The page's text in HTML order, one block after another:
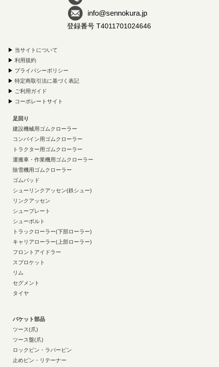
info@sennokura.jp
登録番号 T4011701024646
▶ 当サイトについて
▶ 利用規約
▶ プライバシーポリシー
▶ 特定商取引法に基づく表記
▶ ご利用ガイド
▶ コーポレートサイト
足回り
建設機械用ゴムクローラー
コンバイン用ゴムクローラー
トラクター用ゴムクローラー
運搬車・作業機用ゴムクローラー
除雪機用ゴムクローラー
ゴムパッド
シューリンクアッセン(鉄シュー)
リンクアッセン
シュープレート
シューボルト
トラックローラー(下部ローラー)
キャリアローラー(上部ローラー)
フロントアイドラー
スプロケット
リム
セグメント
タイヤ
バケット部品
ツース(爪)
ツース盤(爪)
ロックピン・ラバーピン
止めピン・リテーナー